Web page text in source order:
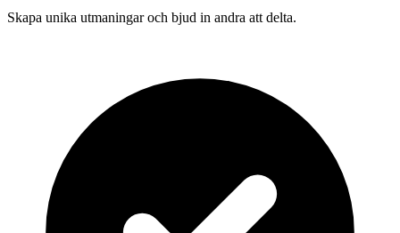
Skapa unika utmaningar och bjud in andra att delta.